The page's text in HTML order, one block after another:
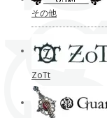
その他
ZoTt